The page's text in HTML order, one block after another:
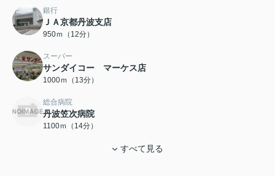
銀行
ＪＡ京都丹波支店
950ｍ（12分）
スーパー
サンダイコー マーケス店
1000ｍ（13分）
総合病院
丹波笠次病院
1100ｍ（14分）
すべて見る